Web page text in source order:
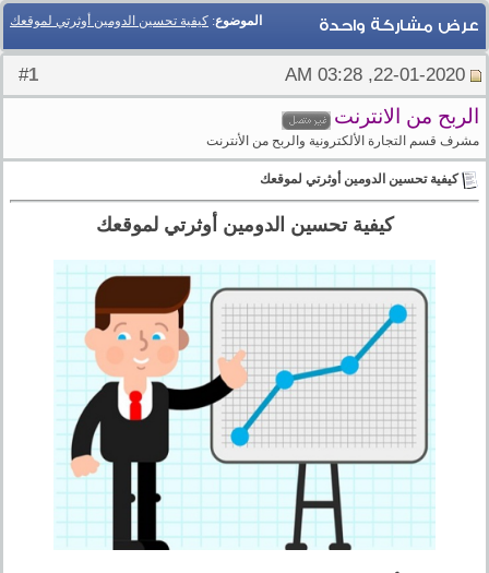
الموضوع: كيفية تحسين الدومين أوثرتي لموقعك عرض مشاركة واحدة
1
الربح من الانترنت
مشرف قسم التجارة الألكترونية والربح من الأنترنت
كيفية تحسين الدومين أوثرتي لموقعك
كيفية تحسين الدومين أوثرتي لموقعك